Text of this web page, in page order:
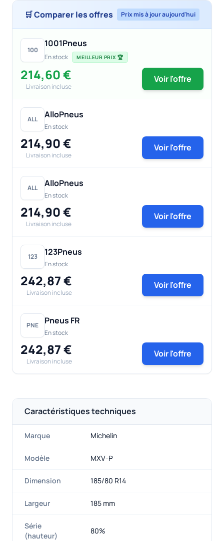
🛒 Comparer les offres Prix mis à jour aujourd'hui
100
1001Pneus
En stock MEILLEUR PRIX 🏆
214,60 €
Livraison incluse
Voir l'offre
ALL AlloPneus
En stock
214,90 €
Livraison incluse
Voir l'offre
ALL AlloPneus
En stock
214,90 €
Livraison incluse
Voir l'offre
123 123Pneus
En stock
242,87 €
Livraison incluse
Voir l'offre
PNE Pneus FR
En stock
242,87 €
Livraison incluse
Voir l'offre
Caractéristiques techniques
Marque Michelin
Modèle MXV-P
Dimension 185/80 R14
Largeur 185 mm
Série
(hauteur)
80%